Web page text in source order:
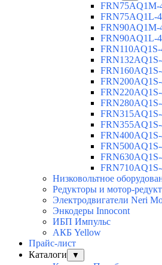
FRN75AQ1M-
FRN75AQ1L-
FRN90AQ1M-
FRN90AQ1L-
Низковольтное
Редукторы и мотор-
Электродвигатели Neri
Энкодеры Innocont
ИБП Импульс
АКБ Yellow
Прайс-лист
Каталоги
▼